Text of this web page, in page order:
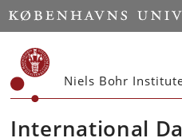
Start
Niels Bohr
International